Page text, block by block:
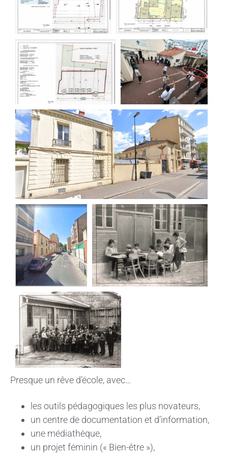
Presque un rêve d’école, avec…
les outils pédagogiques les plus novateurs,
un centre de documentation et d’information,
une médiathèque,
un projet féminin (« Bien-être »),